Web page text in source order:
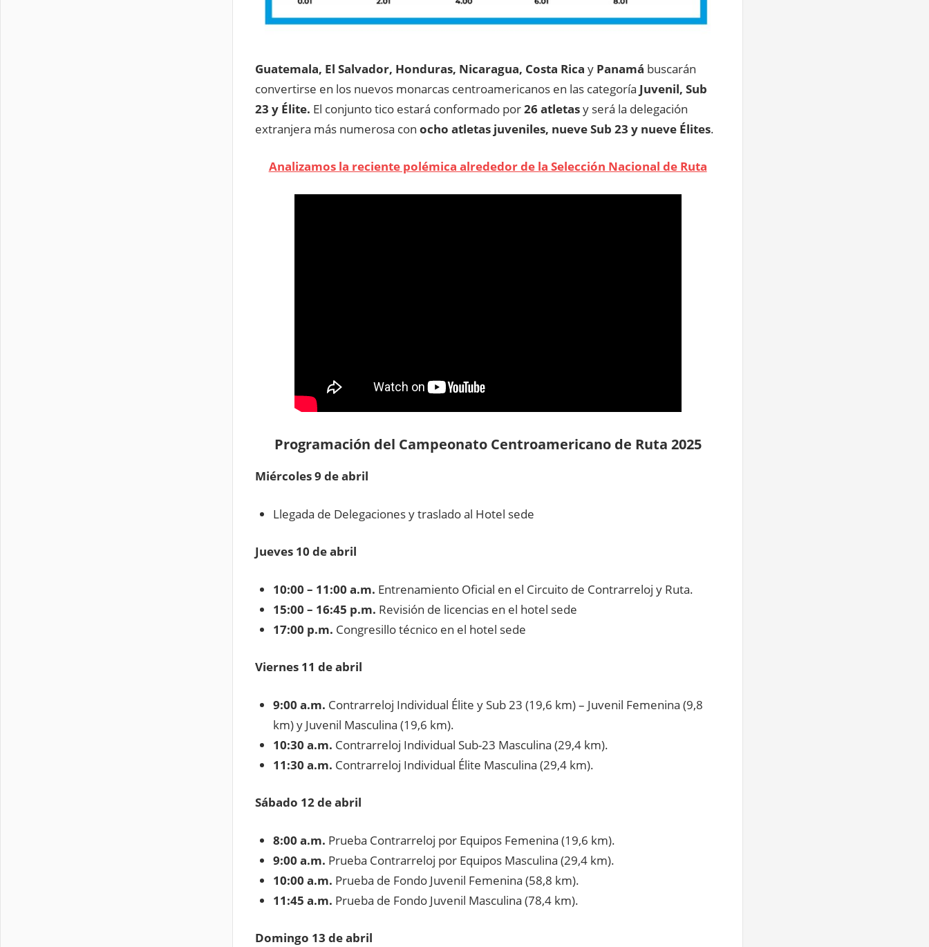
Guatemala, El Salvador, Honduras, Nicaragua, Costa Rica y Panamá buscarán
convertirse en los nuevos monarcas centroamericanos en las categoría Juvenil, Sub
23 y Élite. El conjunto tico estará conformado por26 atletasy será la delegación
extranjera más numerosa con ocho atletas juveniles, nueve Sub 23 y nueve Élites.
Analizamos la reciente polémica alrededor de la Selección Nacional de Ruta
Programación del Campeonato Centroamericano de Ruta 2025
Miércoles 9 de abril
Llegada de Delegaciones y traslado al Hotel sede
Jueves 10 de abril
10:00 – 11:00 a.m. Entrenamiento Oficial en el Circuito de Contrarreloj y Ruta.
15:00 – 16:45 p.m. Revisión de licencias en el hotel sede
17:00 p.m. Congresillo técnico en el hotel sede
Viernes 11 de abril
9:00 a.m. Contrarreloj Individual Élite y Sub 23 (19,6 km) – Juvenil Femenina (9,8
km) y Juvenil Masculina (19,6 km).
10:30 a.m. Contrarreloj Individual Sub-23 Masculina (29,4 km).
11:30 a.m. Contrarreloj Individual Élite Masculina (29,4 km).
Sábado 12 de abril
8:00 a.m. Prueba Contrarreloj por Equipos Femenina (19,6 km).
9:00 a.m. Prueba Contrarreloj por Equipos Masculina (29,4 km).
10:00 a.m. Prueba de Fondo Juvenil Femenina (58,8 km).
11:45 a.m. Prueba de Fondo Juvenil Masculina (78,4 km).
Domingo 13 de abril